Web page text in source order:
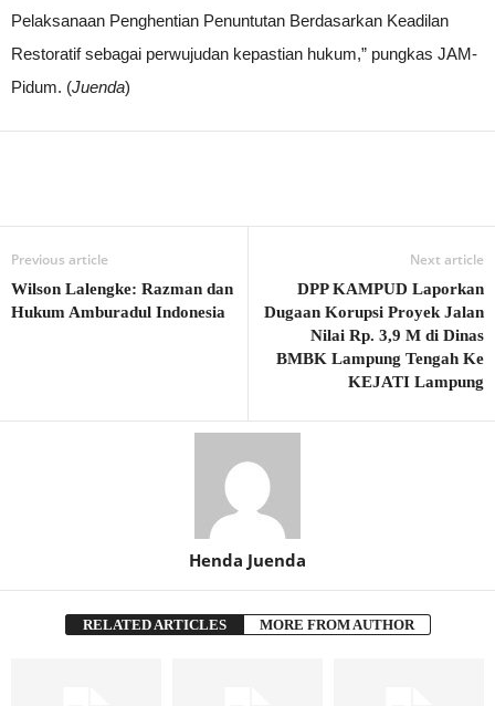
Pelaksanaan Penghentian Penuntutan Berdasarkan Keadilan
Restoratif sebagai perwujudan kepastian hukum,” pungkas JAM-
Pidum. (Juenda)
Previous article
Wilson Lalengke: Razman dan
Hukum Amburadul Indonesia
Next article
DPP KAMPUD Laporkan
Dugaan Korupsi Proyek Jalan
Nilai Rp. 3,9 M di Dinas
BMBK Lampung Tengah Ke
KEJATI Lampung
Henda Juenda
RELATED ARTICLES MORE FROM AUTHOR